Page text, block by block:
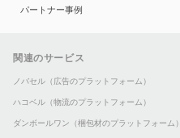
パートナー事例
関連のサービス
ノバセル（広告のプラットフォーム）
ハコベル（物流のプラットフォーム）
ダンボールワン（梱包材のプラットフォーム）